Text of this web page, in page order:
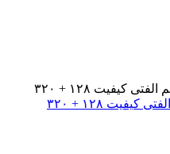
۱۲۸ + ۳۲۰